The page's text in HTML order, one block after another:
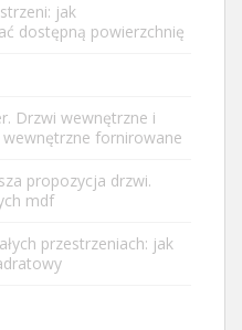
jak
dostępną powierzchnię
Drzwi wewnętrzne i
fornirowane
propozycja drzwi.
mdf
przestrzeniach: jak